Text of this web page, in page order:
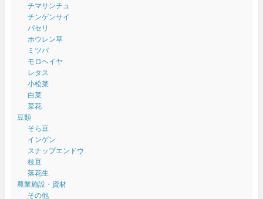
チマサンチュ
チンゲンサイ
パセリ
ホウレン草
ミツバ
モロヘイヤ
レタス
小松菜
白菜
菜花
豆類
そら豆
インゲン
スナップエンドウ
枝豆
落花生
農業施設・資材
その他